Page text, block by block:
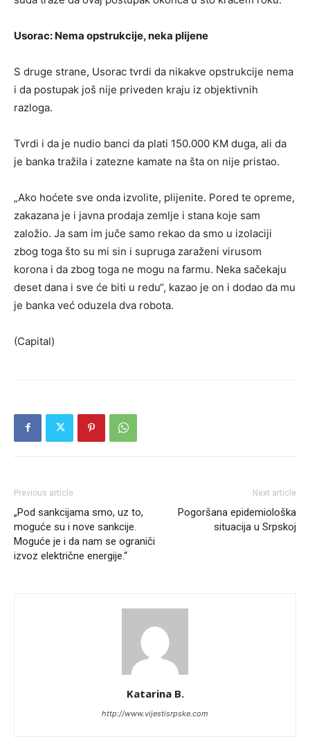
Usorac: Nema opstrukcije, neka plijene
S druge strane, Usorac tvrdi da nikakve opstrukcije nema
i da postupak još nije priveden kraju iz objektivnih
razloga.
Tvrdi i da je nudio banci da plati 150.000 KM duga, ali da
je banka tražila i zatezne kamate na šta on nije pristao.
„Ako hoćete sve onda izvolite, plijenite. Pored te opreme,
zakazana je i javna prodaja zemlje i stana koje sam
založio. Ja sam im juče samo rekao da smo u izolaciji
zbog toga što su mi sin i supruga zaraženi virusom
korona i da zbog toga ne mogu na farmu. Neka sačekaju
deset dana i sve će biti u redu“, kazao je on i dodao da mu
je banka već oduzela dva robota.
(Capital)
Previous article
„Pod sankcijama smo, uz to,
moguće su i nove sankcije.
Moguće je i da nam se ograniči
izvoz električne energije.“
Next article
Pogoršana epidemiološka
situacija u Srpskoj
Katarina B.
http://www.vijestisrpske.com